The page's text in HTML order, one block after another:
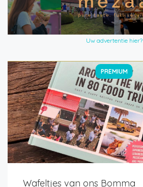
Uw advertentie hier?
PREMIUM
Wafeltjes van ons Bomma